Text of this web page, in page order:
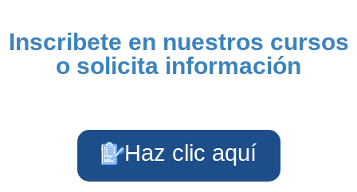
Inscribete en nuestros cursos
o solicita información
Haz clic aquí